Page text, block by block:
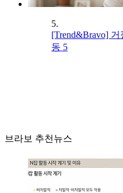
5.
[Trend&Bravo]
동 5
브라보 추천뉴스